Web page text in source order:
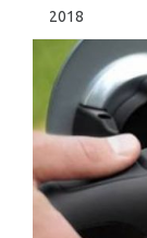
2018